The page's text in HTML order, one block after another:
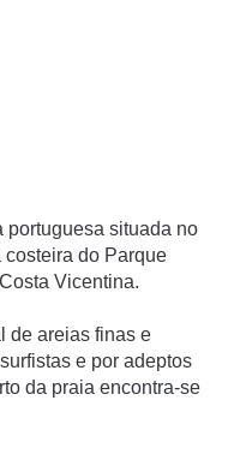
portuguesa situada no
do Parque
Vicentina.
de areias finas e
e por adeptos
da praia encontra-se